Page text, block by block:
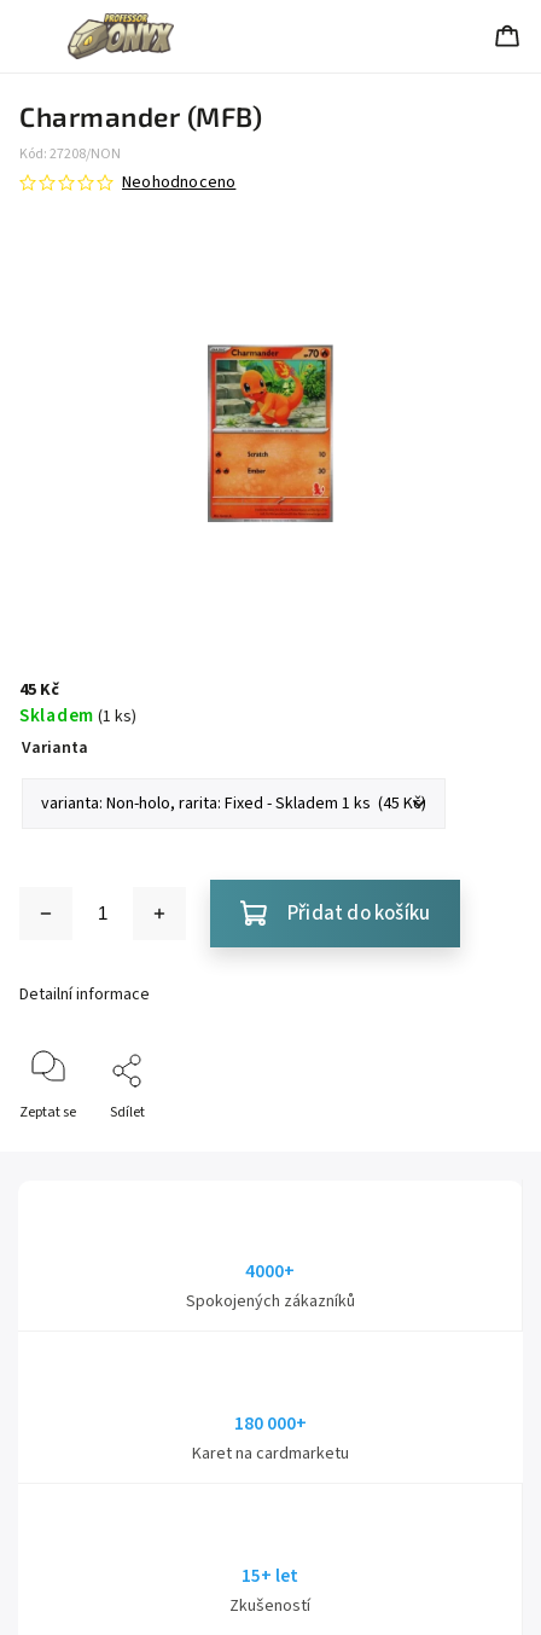
Charmander (MFB)
Kód:27208/NON
Neohodnoceno
45 Kč
Skladem (1 ks)
Varianta
Přidat do košíku
Detailní informace
Zeptat se Sdílet
4000+
Spokojených zákazníků
180 000+
Karet na cardmarketu
15+ let
Zkušeností